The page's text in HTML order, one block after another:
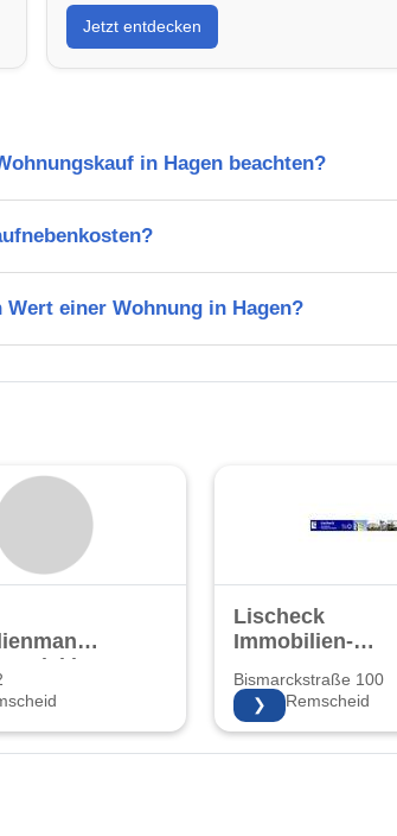
Jetzt entdecken
in Hagen beachten?
einer Wohnung in Hagen?
Lischeck
Immobilien-
GmbH
Bismarckstraße 100
42859 Remscheid
❯